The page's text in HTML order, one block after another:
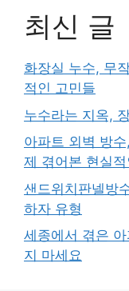
최신 글
화장실 누수, 무
적인 고민들
누수라는 지옥,
아파트 외벽 방
제 겪어본 현실
샌드위치판넬방
하자 유형
세종에서 겪은
지 마세요